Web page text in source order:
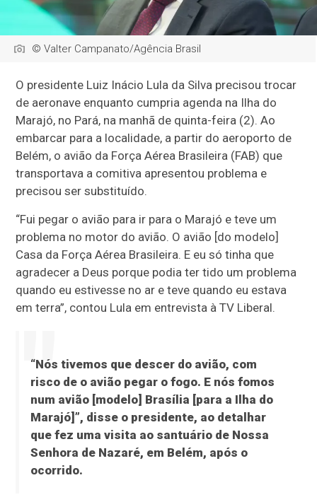
© Valter Campanato/Agência Brasil
O presidente Luiz Inácio Lula da Silva precisou trocar
de aeronave enquanto cumpria agenda na Ilha do
Marajó, no Pará, na manhã de quinta-feira (2). Ao
embarcar para a localidade, a partir do aeroporto de
Belém, o avião da Força Aérea Brasileira (FAB) que
transportava a comitiva apresentou problema e
precisou ser substituído.
“Fui pegar o avião para ir para o Marajó e teve um
problema no motor do avião. O avião [do modelo]
Casa da Força Aérea Brasileira. E eu só tinha que
agradecer a Deus porque podia ter tido um problema
quando eu estivesse no ar e teve quando eu estava
em terra”, contou Lula em entrevista à TV Liberal.
“Nós tivemos que descer do avião, com
risco de o avião pegar o fogo. E nós fomos
num avião [modelo] Brasília [para a Ilha do
Marajó]”, disse o presidente, ao detalhar
que fez uma visita ao santuário de Nossa
Senhora de Nazaré, em Belém, após o
ocorrido.